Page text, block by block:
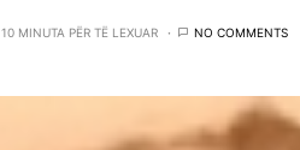
10 MINUTA PËR TË LEXUAR NO COMMENTS